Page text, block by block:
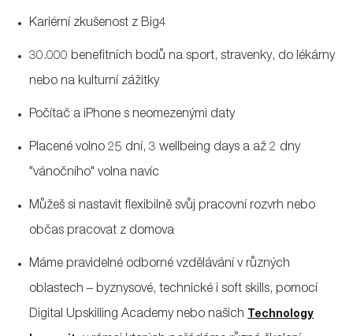
Kariérní zkušenost z Big4
30.000 benefitních bodů na sport, stravenky, do lékárny
nebo na kulturní zážitky
Počítač a iPhone s neomezenými daty
Placené volno 25 dní, 3 wellbeing days a až 2 dny
"vánočního" volna navíc
Můžeš si nastavit flexibilně svůj pracovní rozvrh nebo
občas pracovat z domova
Máme pravidelné odborné vzdělávání v různých
oblastech – byznysové, technické i soft skills, pomocí
Digital Upskilling Academy nebo našich
Technology